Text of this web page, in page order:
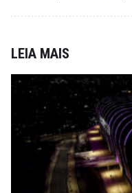
LEIA MAIS